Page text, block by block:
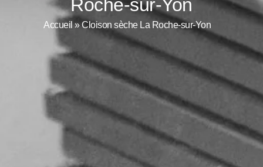
Roche-sur-Yon
Accueil »Cloison sèche La Roche-sur-Yon